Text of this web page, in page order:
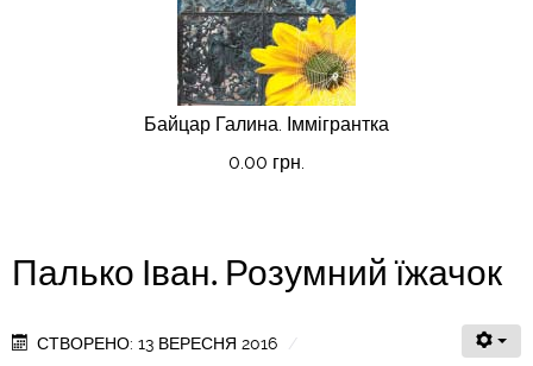
Байцар Галина. Іммігрантка
0.00 грн.
Палько Іван. Розумний їжачок
СТВОРЕНО: 13 ВЕРЕСНЯ 2016